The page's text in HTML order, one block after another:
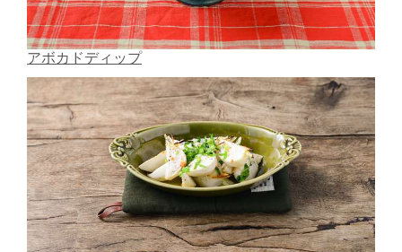
アボカドディップ